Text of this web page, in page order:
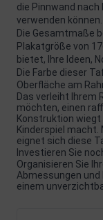
die Pinnwand
verwenden können.
Die Gesamtmaße
Plakatgröße von
bietet, Ihre Ideen,
Die Farbe dieser
Oberfläche am
Das verleiht Ihrem
möchten, einen
Konstruktion wiegt
Kinderspiel macht.
eignet sich diese
Investieren Sie
Organisieren Sie
Abmessungen
einem